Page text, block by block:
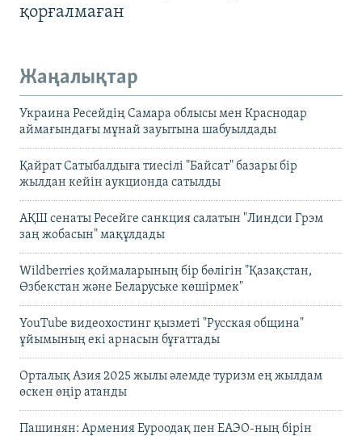
қорғалмаған
Жаңалықтар
Украина Ресейдің Самара облысы мен Краснодар
аймағындағы мұнай зауытына шабуылдады
Қайрат Сатыбалдыға тиесілі "Байсат" базары бір
жылдан кейін аукционда сатылды
АҚШ сенаты Ресейге санкция салатын "Линдси Грэм
заң жобасын" мақұлдады
Wildberries қоймаларының бір бөлігін "Қазақстан,
Өзбекстан және Беларуське көшірмек"
YouTube видеохостинг қызметі "Русская община"
ұйымының екі арнасын бұғаттады
Орталық Азия 2025 жылы әлемде туризм ең жылдам
өскен өңір атанды
Пашинян: Армения Еуроодақ пен ЕАЭО-ның бірін